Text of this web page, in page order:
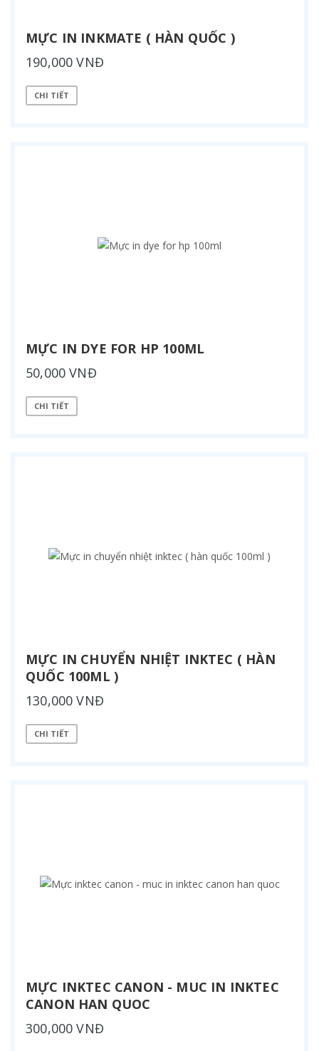
MỰC IN INKMATE ( HÀN QUỐC )
190,000 VNĐ
CHI TIẾT
MỰC IN DYE FOR HP 100ML
50,000 VNĐ
CHI TIẾT
MỰC IN CHUYỂN NHIỆT INKTEC ( HÀN
QUỐC 100ML )
130,000 VNĐ
CHI TIẾT
MỰC INKTEC CANON - MUC IN INKTEC
CANON HAN QUOC
300,000 VNĐ